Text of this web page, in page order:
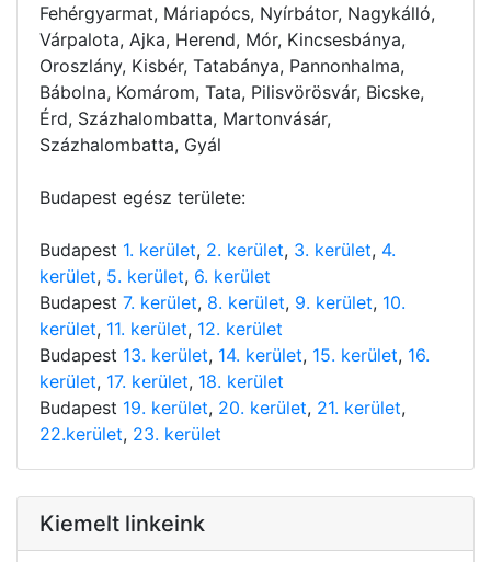
Fehérgyarmat, Máriapócs, Nyírbátor, Nagykálló,
Várpalota, Ajka, Herend, Mór, Kincsesbánya,
Oroszlány, Kisbér, Tatabánya, Pannonhalma,
Bábolna, Komárom, Tata, Pilisvörösvár, Bicske,
Érd, Százhalombatta, Martonvásár,
Százhalombatta, Gyál
Budapest egész területe:
Budapest 1. kerület, 2. kerület, 3. kerület, 4.
kerület, 5. kerület, 6. kerület
Budapest 7. kerület, 8. kerület, 9. kerület, 10.
kerület, 11. kerület, 12. kerület
Budapest 13. kerület, 14. kerület, 15. kerület, 16.
kerület, 17. kerület, 18. kerület
Budapest 19. kerület, 20. kerület, 21. kerület,
22.kerület, 23. kerület
Kiemelt linkeink